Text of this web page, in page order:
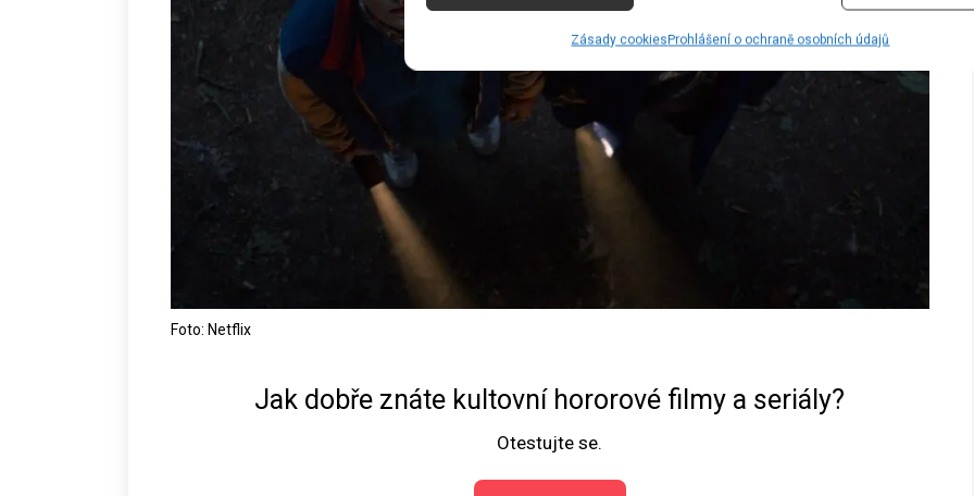
Zásady cookiesProhlášení o ochraně osobních údajů
Foto: Netflix
Jak dobře znáte kultovní hororové filmy a seriály?
Otestujte se.